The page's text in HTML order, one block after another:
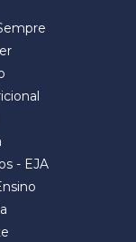
- EJA